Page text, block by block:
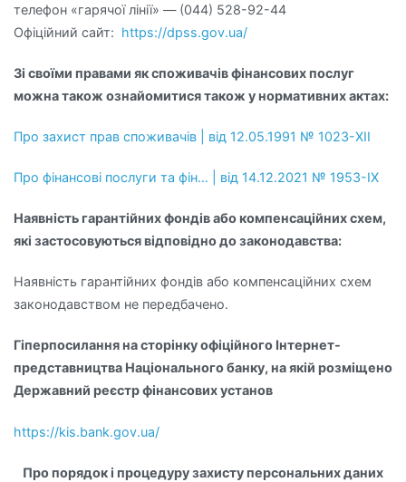
телефон «гарячої лінії» — (044) 528-92-44
Офіційний сайт: https://dpss.gov.ua/
Зі своїми правами як споживачів фінансових послуг
можна також ознайомитися також у нормативних актах:
Про захист прав споживачів | від 12.05.1991 № 1023-XII
Про фінансові послуги та фін… | від 14.12.2021 № 1953-IX
Наявність гарантійних фондів або компенсаційних схем,
які застосовуються відповідно до законодавства:
Наявність гарантійних фондів або компенсаційних схем
законодавством не передбачено.
Гіперпосилання на сторінку офіційного Інтернет-
представництва Національного банку, на якій розміщено
Державний реєстр фінансових установ
https://kis.bank.gov.ua/
Про порядок і процедуру захисту персональних даних